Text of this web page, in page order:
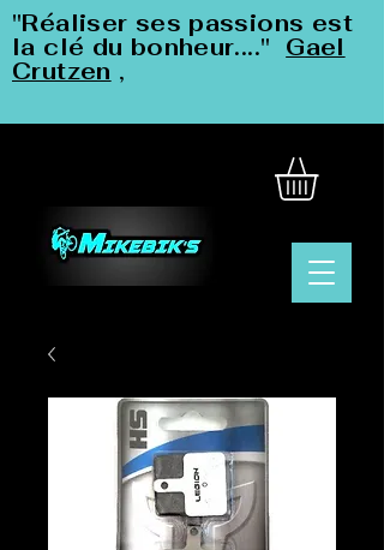
"Réaliser ses passions est
la clé du bonheur...." Gael
Crutzen ,